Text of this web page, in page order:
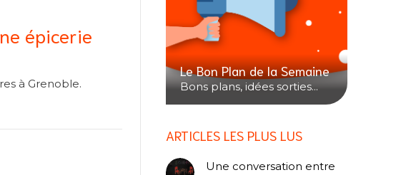
épicerie
à Grenoble.
Le Bon Plan de la Semaine
Bons plans, idées sorties...
ARTICLES LES PLUS LUS
Une conversation entre